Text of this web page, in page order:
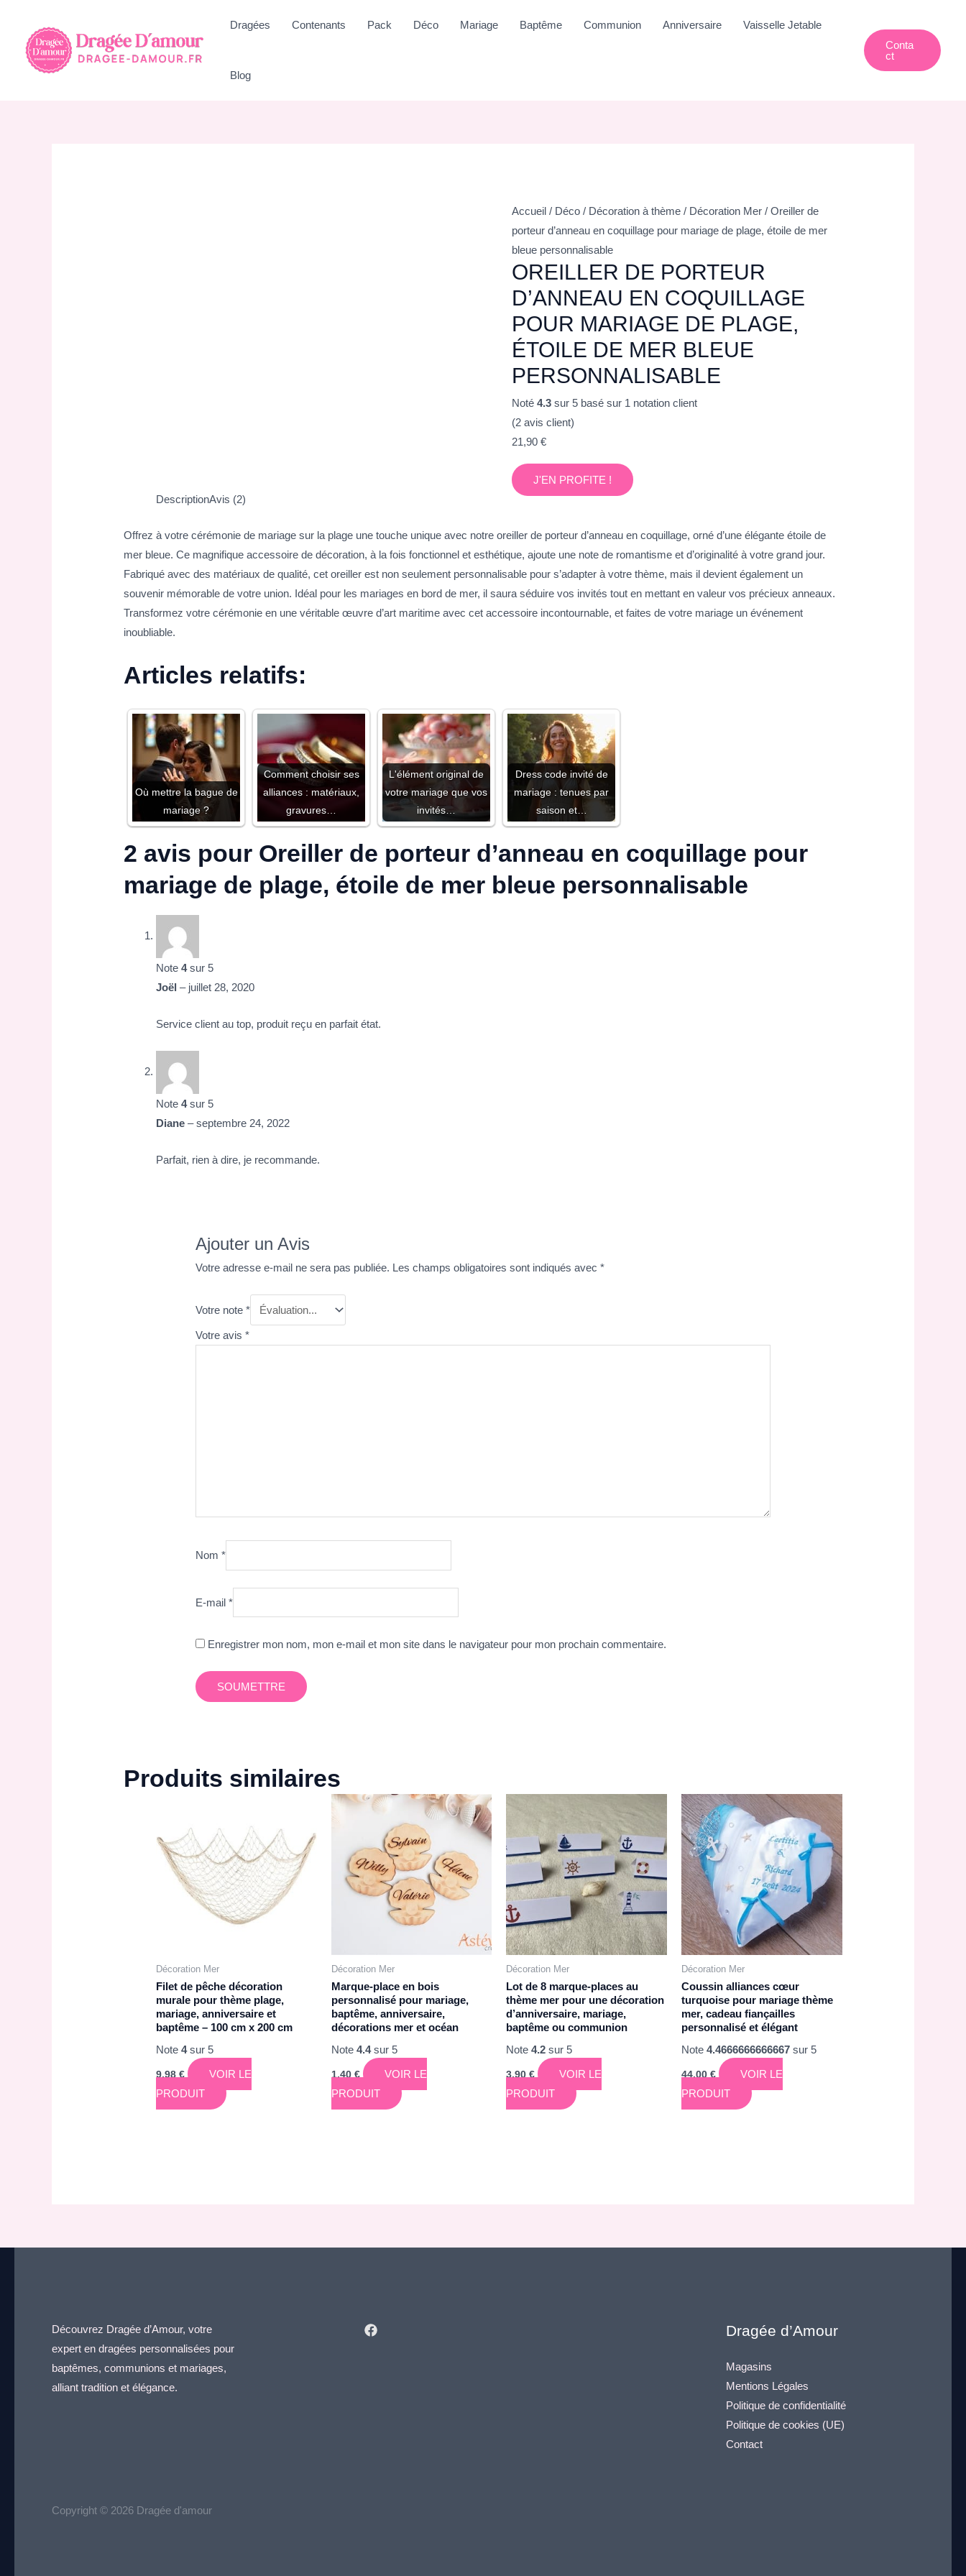
contenu
Dragées Contenants Pack Déco Mariage Baptême Communion Anniversaire Vaisselle Jetable
Blog
Conta
Ct
Accueil / Déco / Décoration à thème / Décoration Mer / Oreiller de
porteur d’anneau en coquillage pour mariage de plage, étoile de mer
bleue personnalisable
OREILLER DE PORTEUR
D’ANNEAU EN COQUILLAGE
POUR MARIAGE DE PLAGE,
ÉTOILE DE MER BLEUE
PERSONNALISABLE
Noté 4.3 sur 5 basé sur 1 notation client
(2 avis client)
21,90 €
J'EN PROFITE !
DescriptionAvis (2)
Offrez à votre cérémonie de mariage sur la plage une touche unique avec notre oreiller de porteur d’anneau en coquillage, orné d’une élégante étoile de
mer bleue. Ce magnifique accessoire de décoration, à la fois fonctionnel et esthétique, ajoute une note de romantisme et d’originalité à votre grand jour.
Fabriqué avec des matériaux de qualité, cet oreiller est non seulement personnalisable pour s’adapter à votre thème, mais il devient également un
souvenir mémorable de votre union. Idéal pour les mariages en bord de mer, il saura séduire vos invités tout en mettant en valeur vos précieux anneaux.
Transformez votre cérémonie en une véritable œuvre d’art maritime avec cet accessoire incontournable, et faites de votre mariage un événement
inoubliable.
Articles relatifs:
Où mettre la bague de
mariage ?
Comment choisir ses
alliances : matériaux,
gravures…
L'élément original de
votre mariage que vos
invités…
Dress code invité de
mariage : tenues par
saison et…
2 avis pour Oreiller de porteur d’anneau en coquillage pour
mariage de plage, étoile de mer bleue personnalisable
Note4sur 5
Joël– juillet 28, 2020
Service client au top, produit reçu en parfait état.
Note4sur 5
Diane– septembre 24, 2022
Parfait, rien à dire, je recommande.
Ajouter un Avis
Votre adresse e-mail ne sera pas publiée. Les champs obligatoires sont indiqués avec*
Votre note*
Votre avis*
Nom*
E-mail*
Enregistrer mon nom, mon e-mail et mon site dans le navigateur pour mon prochain commentaire.
Produits similaires
Décoration Mer
Filet de pêche décoration
murale pour thème plage,
mariage, anniversaire et
baptême – 100 cm x 200 cm
Note4sur 5
9,98€
VOIR LE
PRODUIT
Décoration Mer
Marque-place en bois
personnalisé pour mariage,
baptême, anniversaire,
décorations mer et océan
Note 4.4sur 5
1,40€
VOIR LE
PRODUIT
Décoration Mer
Lot de 8 marque-places au
thème mer pour une décoration
d’anniversaire, mariage,
baptême ou communion
Note4.2 sur 5
3,90€
VOIR LE
PRODUIT
Décoration Mer
Coussin alliances cœur
turquoise pour mariage thème
mer, cadeau fiançailles
personnalisé et élégant
Note4.4666666666667 sur 5
44,00€
VOIR LE
PRODUIT
Découvrez Dragée d’Amour, votre
expert en dragées personnalisées pour
baptêmes, communions et mariages,
alliant tradition et élégance.
Dragée d’Amour
Magasins
Mentions Légales
Politique de confidentialité
Politique de cookies (UE)
Contact
Copyright © 2026 Dragée d'amour